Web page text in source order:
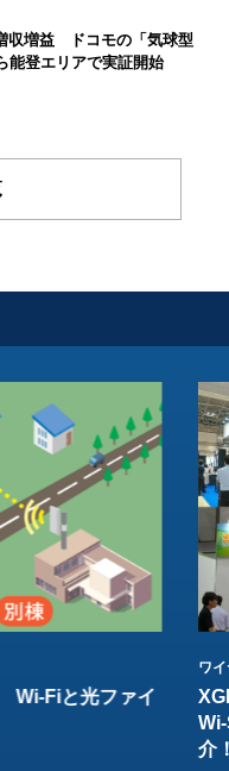
収増益 ドコモの「気球型
能登エリアで実証開始
Wi-Fiと光ファイ
ワ
介